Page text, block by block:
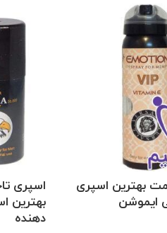
بهترین اسپری
ایموشن
اسپری
بهترین
دهنده